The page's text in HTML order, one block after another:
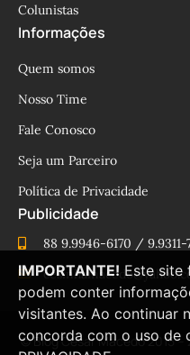
Colunistas
Informações
Quem somos
Nosso Time
Fale Conosco
Seja um Parceiro
Política de Privacidade
Publicidade
88 9.9946-6170 / 9.9311-
© Blog César Macêdo 2015 –
IMPORTANTE! Este site
podem conter
visitantes. Ao continuar
concorda com o uso de